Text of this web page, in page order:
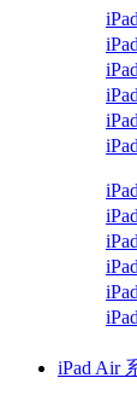
iPad Air